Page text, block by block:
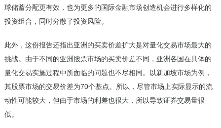
球储蓄分配更有效，也为更多的国际金融市场创造机会进行多样化的
投资组合，同时分散了投资风险。
此外，这份报告还指出亚洲的买卖价差扩大是对量化交易市场最大的
挑战。由于不同的亚洲股票市场的买卖价差不同，亚洲各国在具体的
量化交易实施过程中所面临的问题也不尽相同。以新加坡市场为例，
其股票市场的交易价差为70个基点。所以，尽管市场上实际显示的流
动性可能较大，但由于市场的利差也很大，所以导致证券交易量很
低。